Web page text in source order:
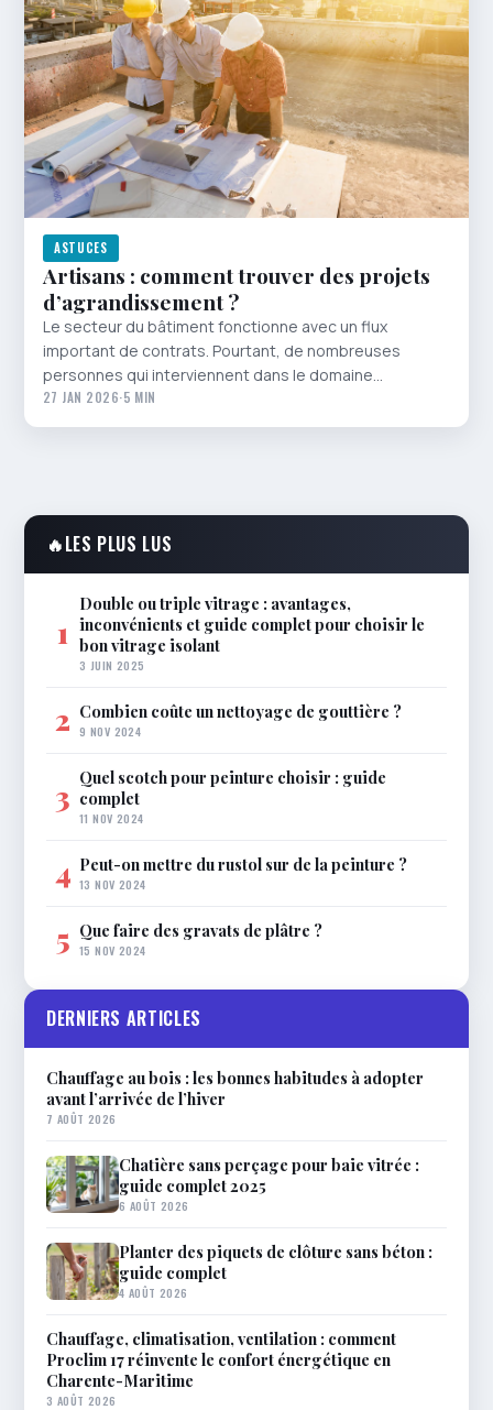
ASTUCES
Artisans : comment trouver des projets
d’agrandissement ?
Le secteur du bâtiment fonctionne avec un flux
important de contrats. Pourtant, de nombreuses
personnes qui interviennent dans le domaine…
27 JAN 2026·5 MIN
🔥LES PLUS LUS
1
Double ou triple vitrage : avantages,
inconvénients et guide complet pour choisir le
bon vitrage isolant
3 JUIN 2025
2 Combien coûte un nettoyage de gouttière ?
9 NOV 2024
3 Quel scotch pour peinture choisir : guide
complet
11 NOV 2024
4 Peut-on mettre du rustol sur de la peinture ?
13 NOV 2024
5 Que faire des gravats de plâtre ?
15 NOV 2024
DERNIERS ARTICLES
Chauffage au bois : les bonnes habitudes à adopter
avant l’arrivée de l’hiver
7 AOÛT 2026
Chatière sans perçage pour baie vitrée :
guide complet 2025
6 AOÛT 2026
Planter des piquets de clôture sans béton :
guide complet
4 AOÛT 2026
Chauffage, climatisation, ventilation : comment
Proclim 17 réinvente le confort énergétique en
Charente-Maritime
3 AOÛT 2026